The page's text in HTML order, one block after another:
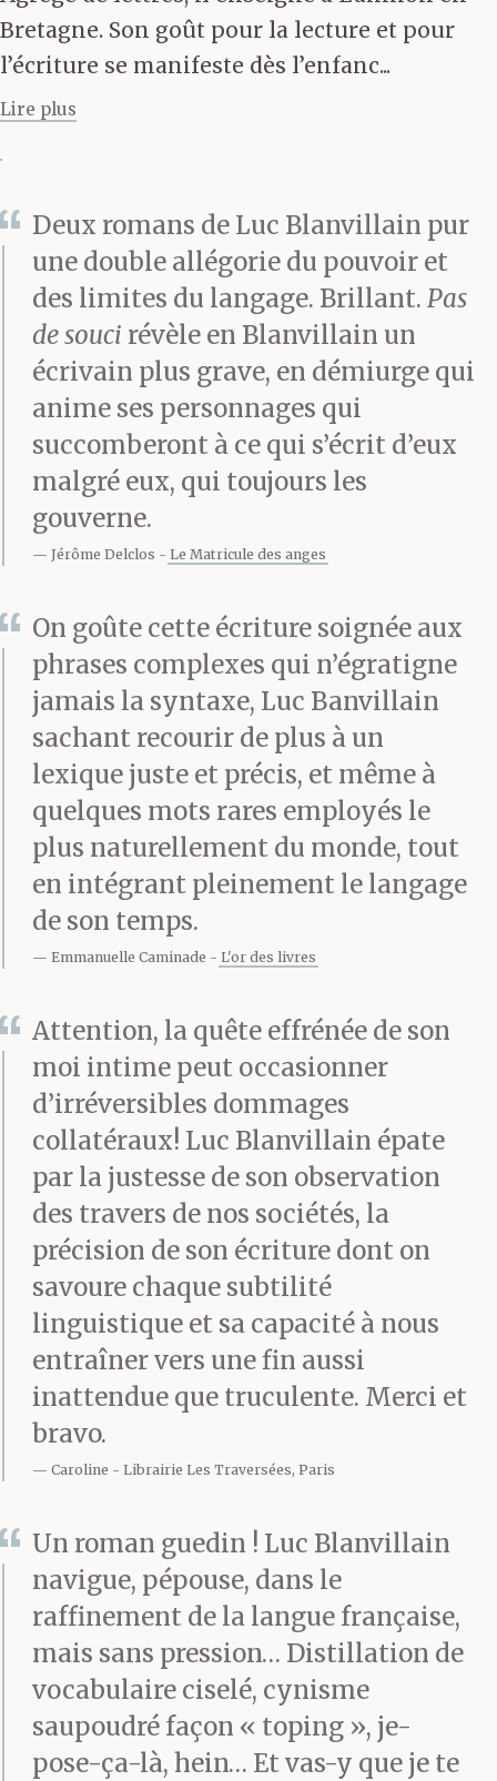
souligna-t-elle.
Elle avait déjà enfilé ses
gants et son tablier. Elle
dans le petit placard,
sous l’évier.
— Je vous avais
demandé de racheter de
la Javel, Gérard, et du
produit pour laver par
terre.
Il soupira, frissonna,
par s’envelopper dans
une vieille robe de
chambre.
— Qu’est-ce qui ne vous
plaît pas, chez moi,
Patricia ? Vous savez
que j’ai été mannequin,
dans le temps.
Elle avait du mal à le
croire, même s’il le lui
répétait chaque fois.
Mannequin pour les
catalogues de la
Redoute et des
Trois Suisses, dans les
années quatre-vingt. Ce
n’était pas
complètement
quoiqu’aucun
témoignage ne
corroborait ces
allégations. Patricia
n’avait pas tout à fait
compris non plus
comment Gérard s’était
Bretagne. Son goût pour la lecture et pour
l’écriture se manifeste dès l’enfanc...
Lire plus
Deux romans de Luc Blanvillain pur
une double allégorie du pouvoir et
des limites du langage. Brillant. Pas
de souci révèle en Blanvillain un
écrivain plus grave, en démiurge qui
anime ses personnages qui
succomberont à ce qui s’écrit d’eux
malgré eux, qui toujours les
gouverne.
Jérôme Delclos Le Matricule des anges
On goûte cette écriture soignée aux
phrases complexes qui n’égratigne
jamais la syntaxe, Luc Banvillain
sachant recourir de plus à un
lexique juste et précis, et même à
quelques mots rares employés le
plus naturellement du monde, tout
en intégrant pleinement le langage
de son temps.
Emmanuelle Caminade L'or des livres
Attention, la quête effrénée de son
moi intime peut occasionner
d’irréversibles dommages
collatéraux! Luc Blanvillain épate
par la justesse de son observation
des travers de nos sociétés, la
précision de son écriture dont on
savoure chaque subtilité
linguistique et sa capacité à nous
entraîner vers une fin aussi
inattendue que truculente. Merci et
bravo.
Caroline Librairie Les Traversées, Paris
Un roman guedin ! Luc Blanvillain
navigue, pépouse, dans le
raffinement de la langue française,
mais sans pression… Distillation de
vocabulaire ciselé, cynisme
saupoudré façon « toping », je-
pose-ça-là, hein… Et vas-y que je te